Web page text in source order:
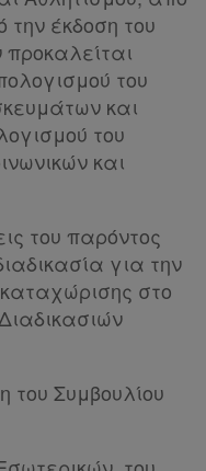
την έκδοση του
του
και
του
και
του παρόντος
για την
στο
του Συμβουλίου